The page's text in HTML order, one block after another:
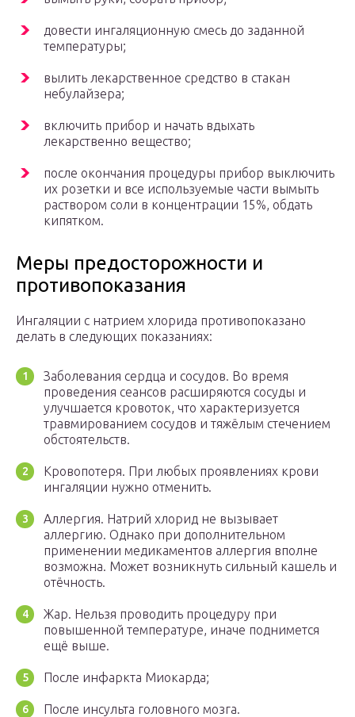
довести ингаляционную смесь до заданной
температуры;
вылить лекарственное средство в стакан
небулайзера;
включить прибор и начать вдыхать
лекарственно вещество;
после окончания процедуры прибор выключить
их розетки и все используемые части вымыть
раствором соли в концентрации 15%, обдать
кипятком.
Меры предосторожности и
противопоказания
Ингаляции с натрием хлорида противопоказано
делать в следующих показаниях:
Заболевания сердца и сосудов. Во время
проведения сеансов расширяются сосуды и
улучшается кровоток, что характеризуется
травмированием сосудов и тяжёлым стечением
обстоятельств.
Кровопотеря. При любых проявлениях крови
ингаляции нужно отменить.
Аллергия. Натрий хлорид не вызывает
аллергию. Однако при дополнительном
применении медикаментов аллергия вполне
возможна. Может возникнуть сильный кашель и
отёчность.
Жар. Нельзя проводить процедуру при
повышенной температуре, иначе поднимется
ещё выше.
После инфаркта Миокарда;
После инсульта головного мозга.